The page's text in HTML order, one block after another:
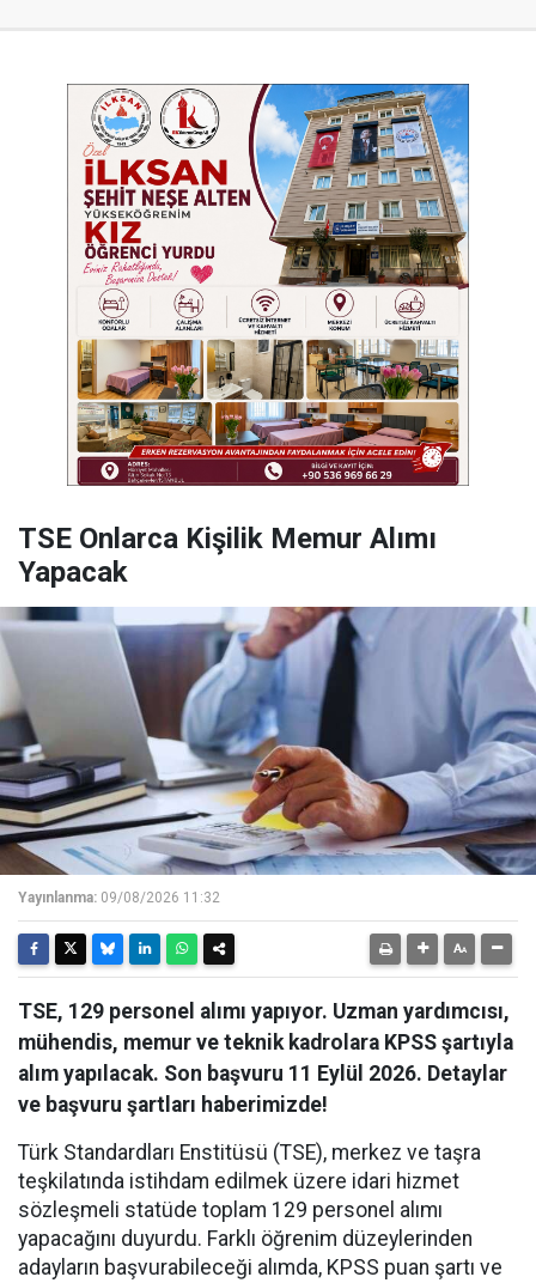
TSE Onlarca Kişilik Memur Alımı
Yapacak
Yayınlanma: 09/08/2026 11:32
TSE, 129 personel alımı yapıyor. Uzman yardımcısı,
mühendis, memur ve teknik kadrolara KPSS şartıyla
alım yapılacak. Son başvuru 11 Eylül 2026. Detaylar
ve başvuru şartları haberimizde!
Türk Standardları Enstitüsü (TSE), merkez ve taşra
teşkilatında istihdam edilmek üzere idari hizmet
sözleşmeli statüde toplam 129 personel alımı
yapacağını duyurdu. Farklı öğrenim düzeylerinden
adayların başvurabileceği alımda, KPSS puan şartı ve